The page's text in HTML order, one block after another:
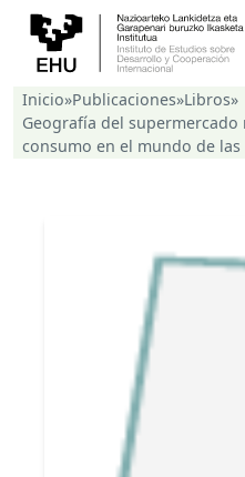
Inicio»Publicaciones»Libros»
Geografía del
consumo en el mundo de